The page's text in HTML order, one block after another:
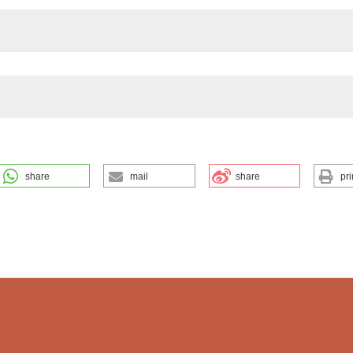
indicating in
(2026).EuroMediterranean Biomedical Journal,1.
share mail share